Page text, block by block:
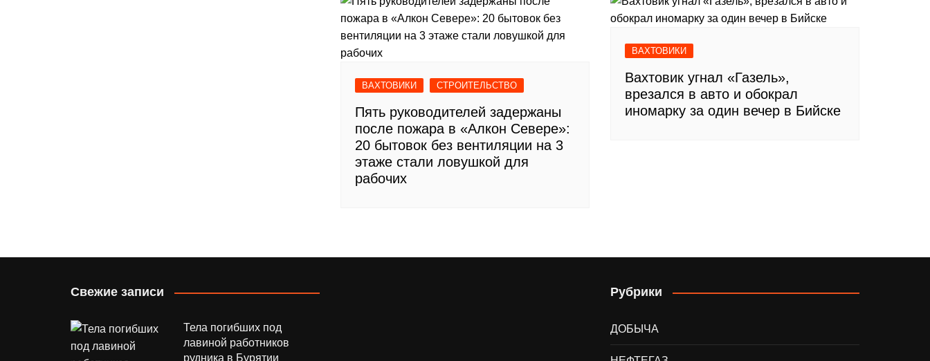
ВАХТОВИКИ СТРОИТЕЛЬСТВО
Пять руководителей задержаны
после пожара в «Алкон Севере»:
20 бытовок без вентиляции на 3
этаже стали ловушкой для
рабочих
ВАХТОВИКИ
Вахтовик угнал «Газель»,
врезался в авто и обокрал
иномарку за один вечер в Бийске
Свежие записи
Тела погибших под
лавиной работников
рудника в Бурятии
Рубрики
ДОБЫЧА